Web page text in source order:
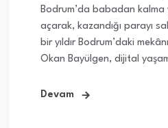
Bodrum’da babadan kalma
açarak, kazandığı parayı
bir yıldır Bodrum’daki
Okan Bayülgen, dijital
Devam